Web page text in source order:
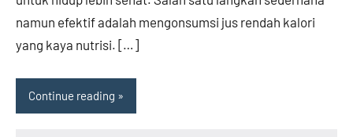
namun efektif adalah mengonsumsi jus rendah kalori
yang kaya nutrisi. […]
Continue reading